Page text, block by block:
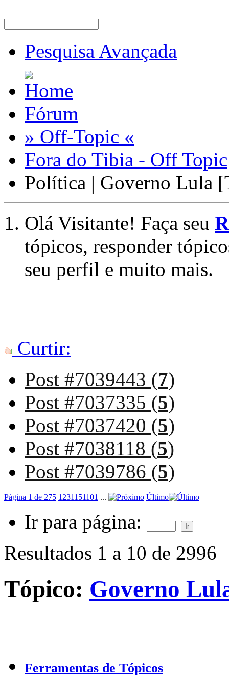
Pesquisa Avançada
Fórum
» Off-Topic «
Fora do Tibia - Off Topic
Política | Governo Lula
Olá Visitante! Faça seu
tópicos, responder
seu perfil e muito mais.
Curtir:
Post #7039443 (7)
Post #7037335 (5)
Post #7037420 (5)
Post #7038118 (5)
Post #7039786 (5)
Página 1 de 275 1 2311 51101 ... Último
Ir para página:
Resultados 1 a 10 de 2996
Tópico: Governo
Ferramentas de Tópicos